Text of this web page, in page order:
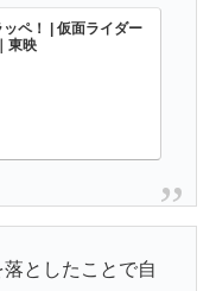
ペ！ | 仮面ライダー
東映
としたことで自